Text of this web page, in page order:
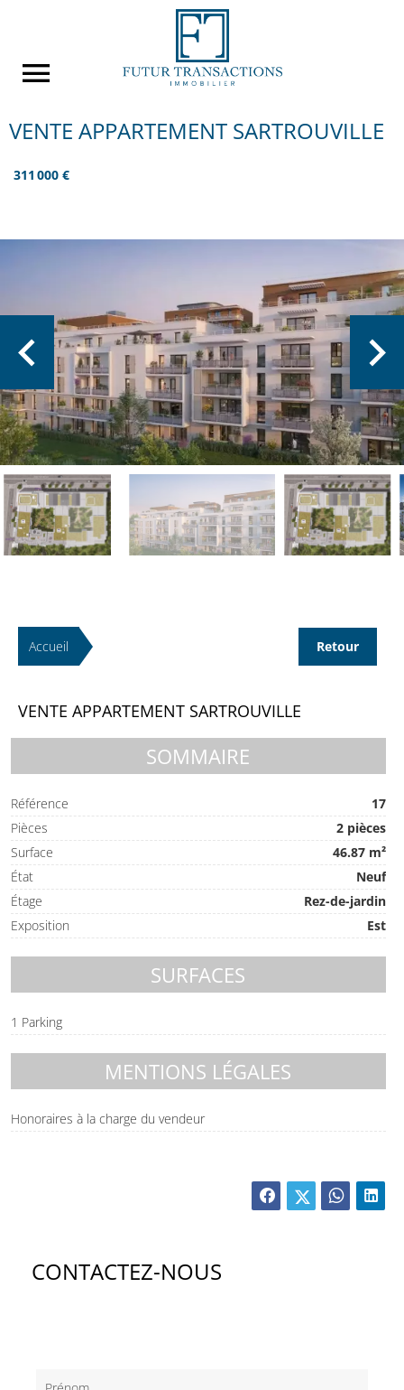
VENTE APPARTEMENT SARTROUVILLE
311 000 €
Accueil Retour
VENTE APPARTEMENT SARTROUVILLE
SOMMAIRE
Référence
17
Pièces
2 pièces
Surface
46.87 m²
État
Neuf
Étage
Rez-de-jardin
Exposition
Est
SURFACES
1 Parking
MENTIONS LÉGALES
Honoraires à la charge du vendeur
CONTACTEZ-NOUS